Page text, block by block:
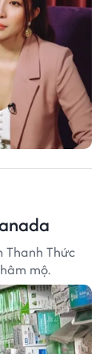
Thanh Thức
mộ.